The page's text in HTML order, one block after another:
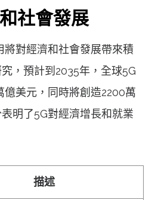
社會發展
將對經濟和社會發展帶來積
，預計到2035年，全球5G
億美元，同時將創造2200萬
明了5G對經濟增長和就業
描述